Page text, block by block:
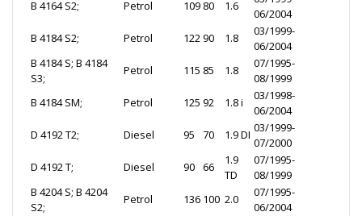
B 4164 S2;
Petrol 109 80 1.6
06/2004
B 4184 S2;
Petrol 12290 1.8
03/1999-
06/2004
B 4184 S; B 4184
S3;
Petrol 115 85 1.8
07/1995-
08/1999
B 4184 SM;
Petrol 125 92 1.8 i
03/1998-
06/2004
D 4192 T2;
Diesel 95 70 1.9 DI 03/1999-
07/2000
D 4192 T;
Diesel 90 66
1.9
TD
07/1995-
08/1999
B 4204 S; B 4204
S2;
Petrol 136 100 2.0
07/1995-
06/2004